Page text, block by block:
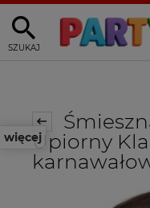
SZUKAJ
więcejUpiorny